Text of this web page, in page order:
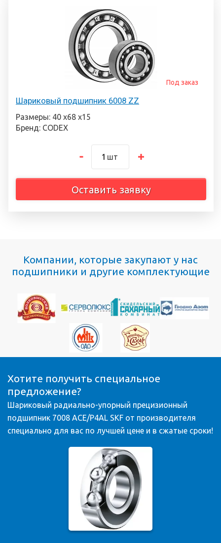
Шариковый подшипник 6008 ZZ
Под заказ
Размеры: 40 х68 х15
Бренд: CODEX
шт
Оставить заявку
Компании, которые закупают у нас
подшипники и другие комплектующие
Хотите получить специальное
предложение?
Шариковый радиально-упорный прецизионный
подшипник 7008 ACE/P4AL SKF от производителя
специально для вас по лучшей цене и в сжатые сроки!